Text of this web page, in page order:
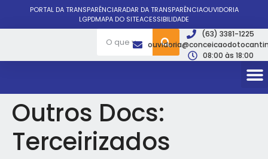
PORTAL DA TRANSPARÊNCIARADAR DA TRANSPARÊNCIAOUVIDORIA
LGPDMAPA DO SITEACESSIBILIDADE
(63) 3381-1225
08:00 às 18:00
Outros Docs:
Terceirizados